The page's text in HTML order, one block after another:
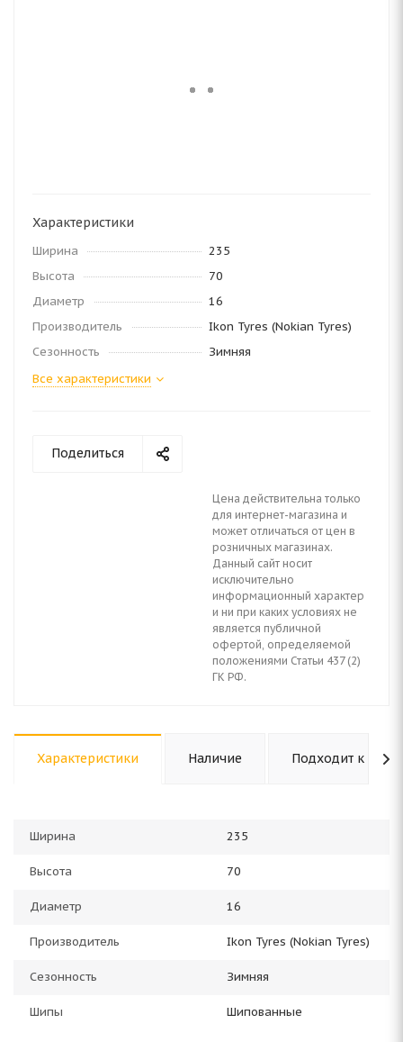
Характеристики
Ширина
235
Высота
70
Диаметр
16
Производитель
Ikon Tyres (Nokian Tyres)
Сезонность
Зимняя
Все характеристики
Поделиться
Цена действительна только
для интернет-магазина и
может отличаться от цен в
розничных магазинах.
Данный сайт носит
исключительно
информационный характер
и ни при каких условиях не
является публичной
офертой, определяемой
положениями Статьи 437 (2)
ГК РФ.
Характеристики Наличие Подходит к авто
Ширина 235
Высота 70
Диаметр 16
Производитель Ikon Tyres (Nokian Tyres)
Сезонность Зимняя
Шипы Шипованные